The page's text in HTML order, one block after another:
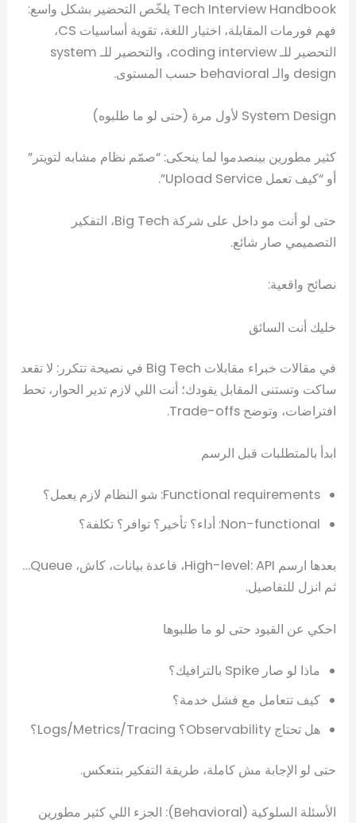
Tech Interview Handbook يلخّص التحضير بشكل واسع:
فهم فورمات المقابلة، اختيار اللغة، تقوية أساسيات CS،
التحضير للـ coding interview، والتحضير للـ system
design والـ behavioral حسب المستوى.
System Design لأول مرة (حتى لو ما طلبوه)
كثير مطورين بينصدموا لما ينحكى: “صمّم نظام مشابه لتويتر”
أو “كيف تعمل Upload Service”.
حتى لو أنت مو داخل على شركة Big Tech، التفكير
التصميمي صار شائع.
نصائح واقعية:
خليك أنت السائق
في مقالات خبراء مقابلات Big Tech في نصيحة تتكرر: لا تقعد
ساكت وتستنى المقابل يقودك؛ أنت اللي لازم تدير الحوار، تحط
افتراضات، وتوضح Trade-offs.
ابدأ بالمتطلبات قبل الرسم
Functional requirements: شو النظام لازم يعمل؟
Non-functional: أداء؟ تأخير؟ توافر؟ تكلفة؟
بعدها ارسم High-level: API، قاعدة بيانات، كاش، Queue…
ثم انزل للتفاصيل.
احكي عن القيود حتى لو ما طلبوها
ماذا لو صار Spike بالترافيك؟
كيف تتعامل مع فشل خدمة؟
هل تحتاج Observability؟ Logs/Metrics/Tracing؟
حتى لو الإجابة مش كاملة، طريقة التفكير بتنعكس.
الأسئلة السلوكية (Behavioral): الجزء اللي كثير مطورين